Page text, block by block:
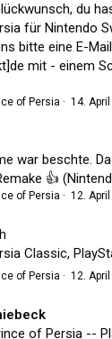
du
für Nintendo
bitte eine E-
mit - einem
of Persia · 14.
war beschte.
👍
of Persia · 12.
Classic,
of Persia · 12.
of Persia --